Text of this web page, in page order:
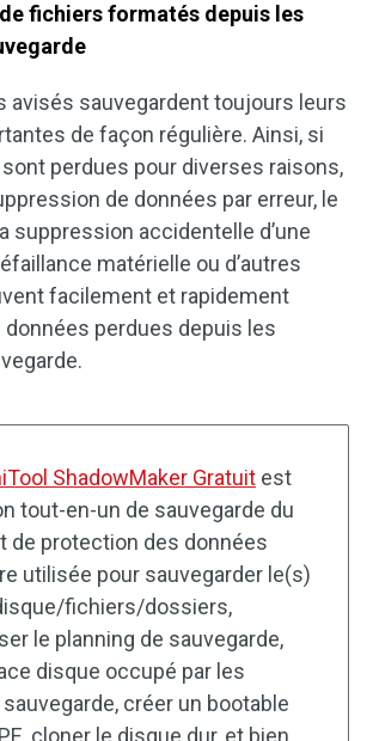
fichiers formatés depuis les
avisés sauvegardent toujours leurs
de façon régulière. Ainsi, si
perdues pour diverses raisons,
de données par erreur, le
suppression accidentelle d’une
matérielle ou d’autres
facilement et rapidement
perdues depuis les
ShadowMaker Gratuit est
tout-en-un de sauvegarde du
de protection des données
utilisée pour sauvegarder le(s)
fichiers/dossiers,
le planning de sauvegarde,
disque occupé par les
créer un bootable
cloner le disque dur, et bien